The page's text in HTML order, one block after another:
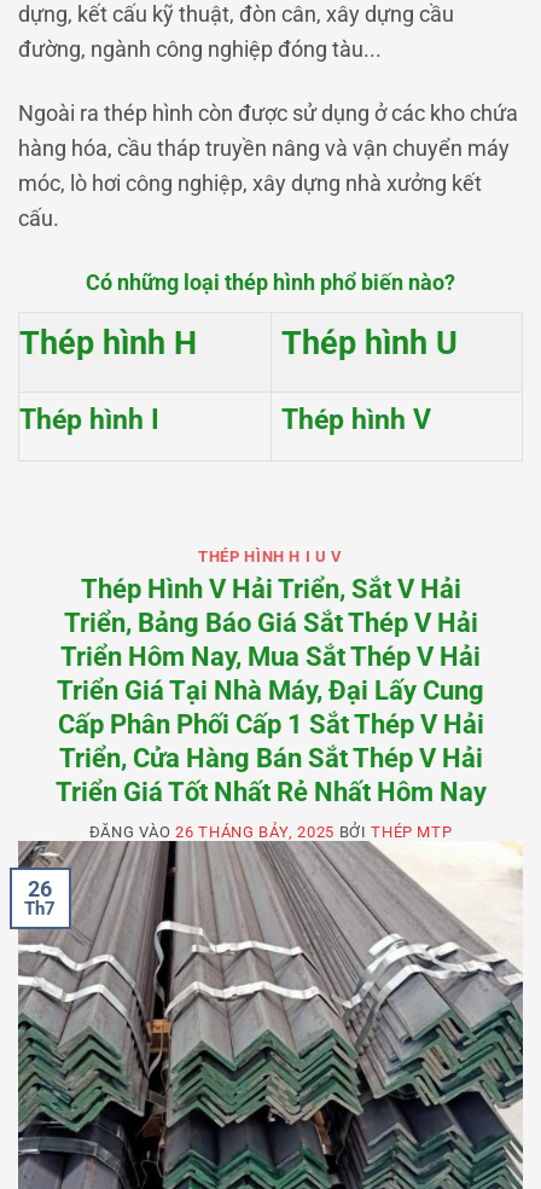
dựng, kết cấu kỹ thuật, đòn cân, xây dựng cầu
đường, ngành công nghiệp đóng tàu...
Ngoài ra thép hình còn được sử dụng ở các kho chứa
hàng hóa, cầu tháp truyền nâng và vận chuyển máy
móc, lò hơi công nghiệp, xây dựng nhà xưởng kết
cấu.
Có những loại thép hình phổ biến nào?
Thép hình H Thép hình U
Thép hình I Thép hình V
THÉP HÌNH H I U V
Thép Hình V Hải Triển, Sắt V Hải
Triển, Bảng Báo Giá Sắt Thép V Hải
Triển Hôm Nay, Mua Sắt Thép V Hải
Triển Giá Tại Nhà Máy, Đại Lấy Cung
Cấp Phân Phối Cấp 1 Sắt Thép V Hải
Triển, Cửa Hàng Bán Sắt Thép V Hải
Triển Giá Tốt Nhất Rẻ Nhất Hôm Nay
ĐĂNG VÀO26 THÁNG BẢY, 2025 BỞITHÉP MTP
26
Th7